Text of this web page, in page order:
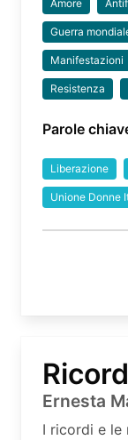
Amore
Guerra
Manifestazioni
Resistenza
Parole
Liberazione
Unione Donne
Ernesta
I ricordi e le